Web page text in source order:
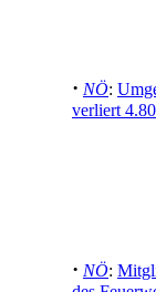
· NÖ:
verliert
· NÖ: